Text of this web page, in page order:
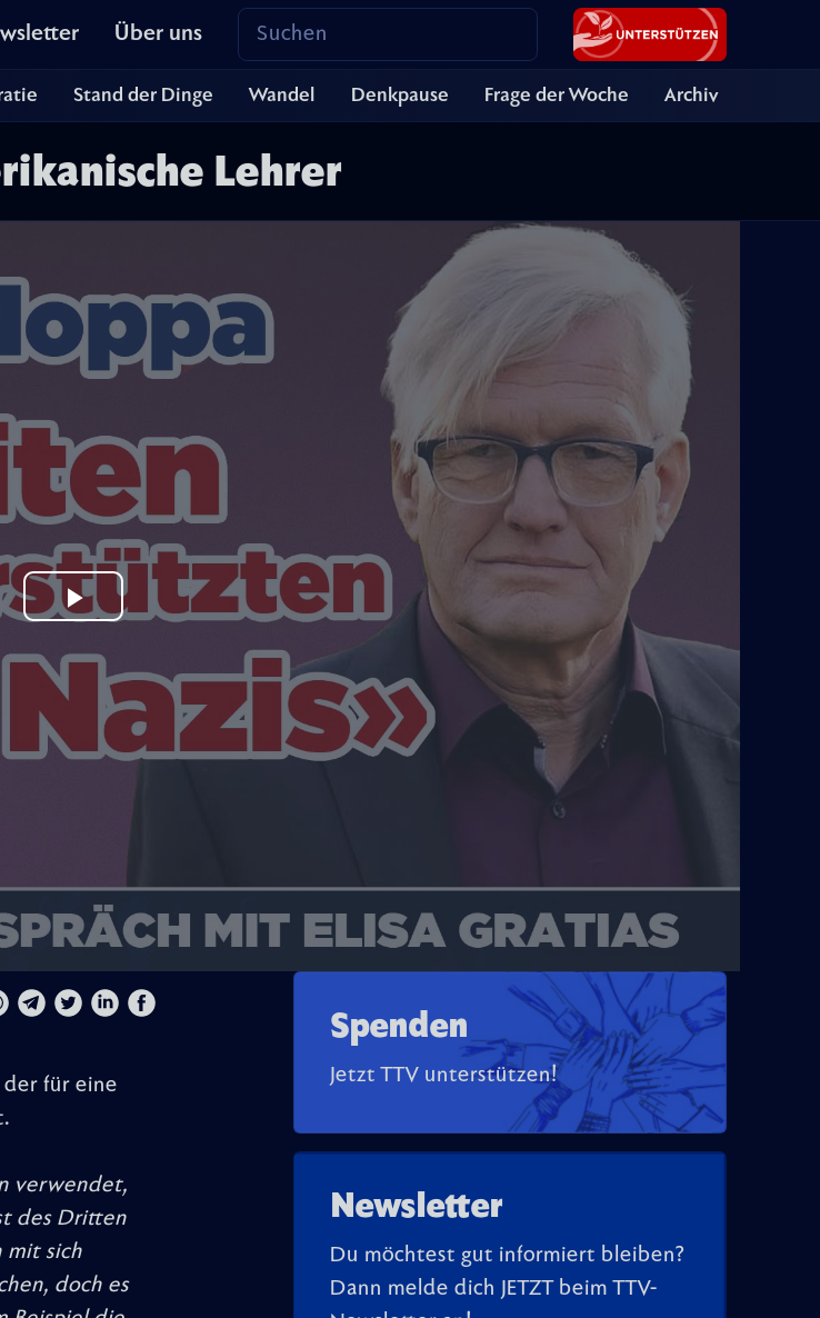
Über uns
Stand der Dinge Wandel Denkpause Frage der Woche Archiv
Lehrer
der für eine
verwendet,
des Dritten
mit sich
doch es
Spenden
Jetzt TTV unterstützen!
Newsletter
Du möchtest gut informiert bleiben?
Dann melde dich JETZT beim TTV-